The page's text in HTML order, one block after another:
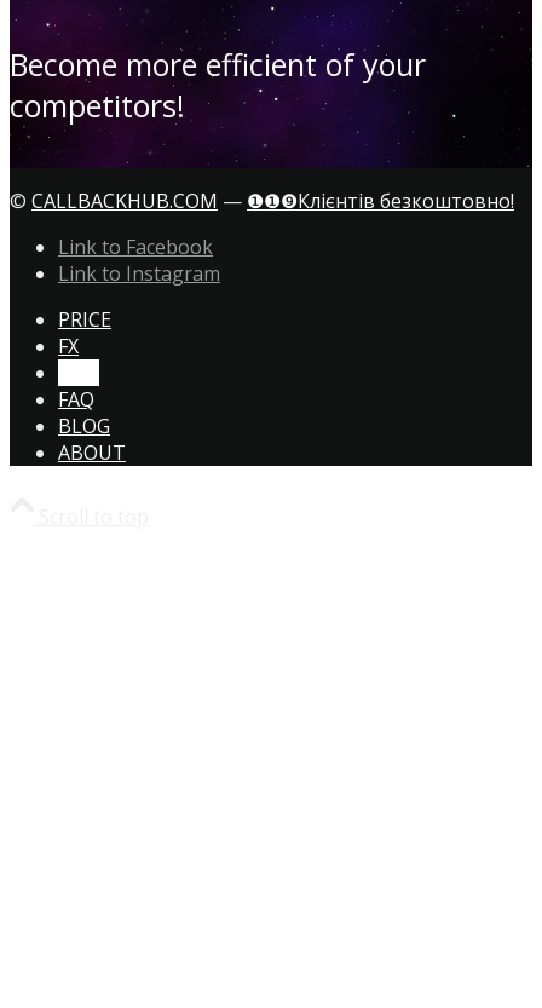
Become more efficient of your
competitors!
© CALLBACKHUB.COM — ❶❶❾Клієнтів безкоштовно!
Link to Facebook
Link to Instagram
PRICE
FX
FAQ
BLOG
ABOUT